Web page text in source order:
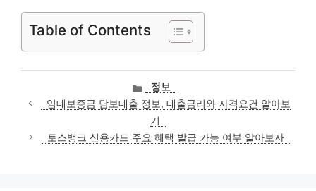
Table of Contents
카
테
고
리
정보
임대보증금 담보대출 정보, 대출금리와 자격요건 알아보
기
토스뱅크 신용카드 주요 혜택 발급 가능 여부 알아보자